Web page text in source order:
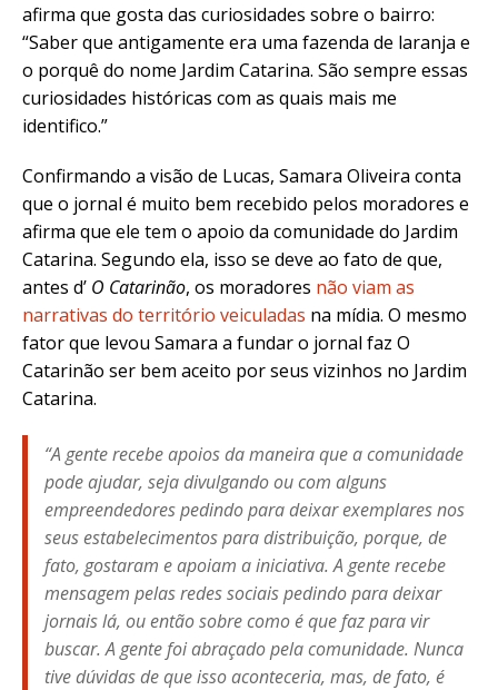
afirma que gosta das curiosidades sobre o bairro:
“Saber que antigamente era uma fazenda de laranja e
o porquê do nome Jardim Catarina. São sempre essas
curiosidades históricas com as quais mais me
identifico.”
Confirmando a visão de Lucas, Samara Oliveira conta
que o jornal é muito bem recebido pelos moradores e
afirma que ele tem o apoio da comunidade do Jardim
Catarina. Segundo ela, isso se deve ao fato de que,
antes d’ O Catarinão, os moradores não viam as
narrativas do território veiculadas na mídia. O mesmo
fator que levou Samara a fundar o jornal faz O
Catarinão ser bem aceito por seus vizinhos no Jardim
Catarina.
“A gente recebe apoios da maneira que a comunidade
pode ajudar, seja divulgando ou com alguns
empreendedores pedindo para deixar exemplares nos
seus estabelecimentos para distribuição, porque, de
fato, gostaram e apoiam a iniciativa. A gente recebe
mensagem pelas redes sociais pedindo para deixar
jornais lá, ou então sobre como é que faz para vir
buscar. A gente foi abraçado pela comunidade. Nunca
tive dúvidas de que isso aconteceria, mas, de fato, é